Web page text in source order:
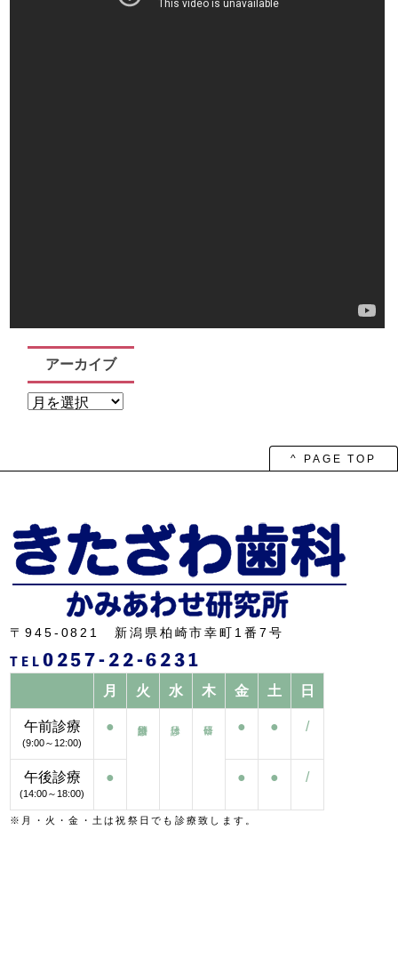
アーカイブ
ア
ー
^ PAGE TOP
〒945-0821 新潟県柏崎市幸町1番7号
TEL 0257-22-6231
月 火 水 木 金 土 日
午前診療
(9:00～12:00)
● ● ● /
午後診療
(14:00～18:00)
● ● ● /
※月・火・金・土は祝祭日でも診療致します。